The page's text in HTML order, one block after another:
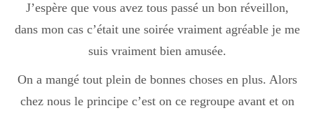
Apéro
Entrée
J’espère que vous avez tous passé un bon réveillon,
dans mon cas c’était une soirée vraiment agréable je me
suis vraiment bien amusée.
On a mangé tout plein de bonnes choses en plus. Alors
chez nous le principe c’est on ce regroupe avant et on